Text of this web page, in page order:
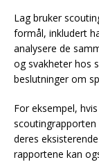
Lag bruker
formål, inkludert
analysere de
og svakheter hos
beslutninger om
For eksempel,
deres
rapportene kan